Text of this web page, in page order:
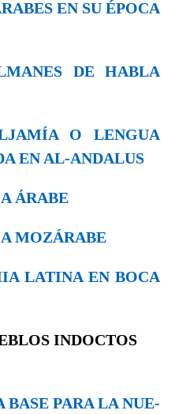
EN SU ÉPOCA
DE HABLA
O LENGUA
EN AL-ANDALUS
ÁRABE
MOZÁRABE
LATINA EN BOCA
INDOCTOS
BASE PARA LA NUE­